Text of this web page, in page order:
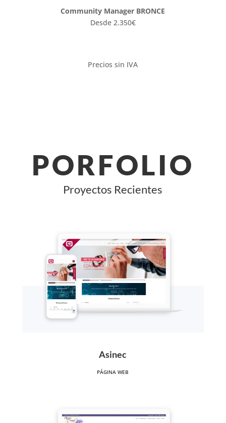
Community Manager BRONCE
Desde 2.350€
Precios sin IVA
PORFOLIO
Proyectos Recientes
Asinec
PÁGINA WEB